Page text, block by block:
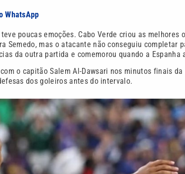
WhatsApp
poucas emoções. Cabo Verde criou as
Semedo, mas o atacante não conseguiu completar
da outra partida e comemorou quando a
o capitão Salem Al-Dawsari nos minutos finais
dos goleiros antes do intervalo.